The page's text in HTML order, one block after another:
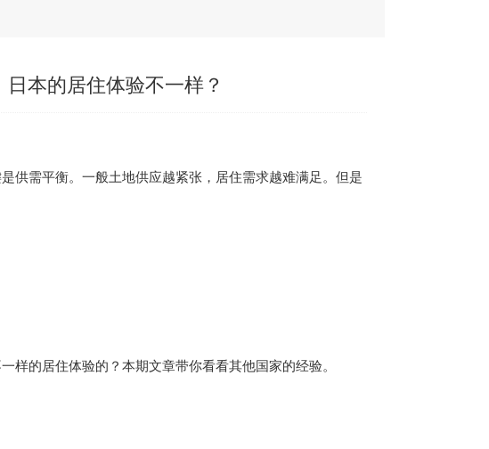
本的居住体验不一样？
供需平衡。一般土地供应越紧张，居住需求越难满足。但是
的居住体验的？本期文章带你看看其他国家的经验。